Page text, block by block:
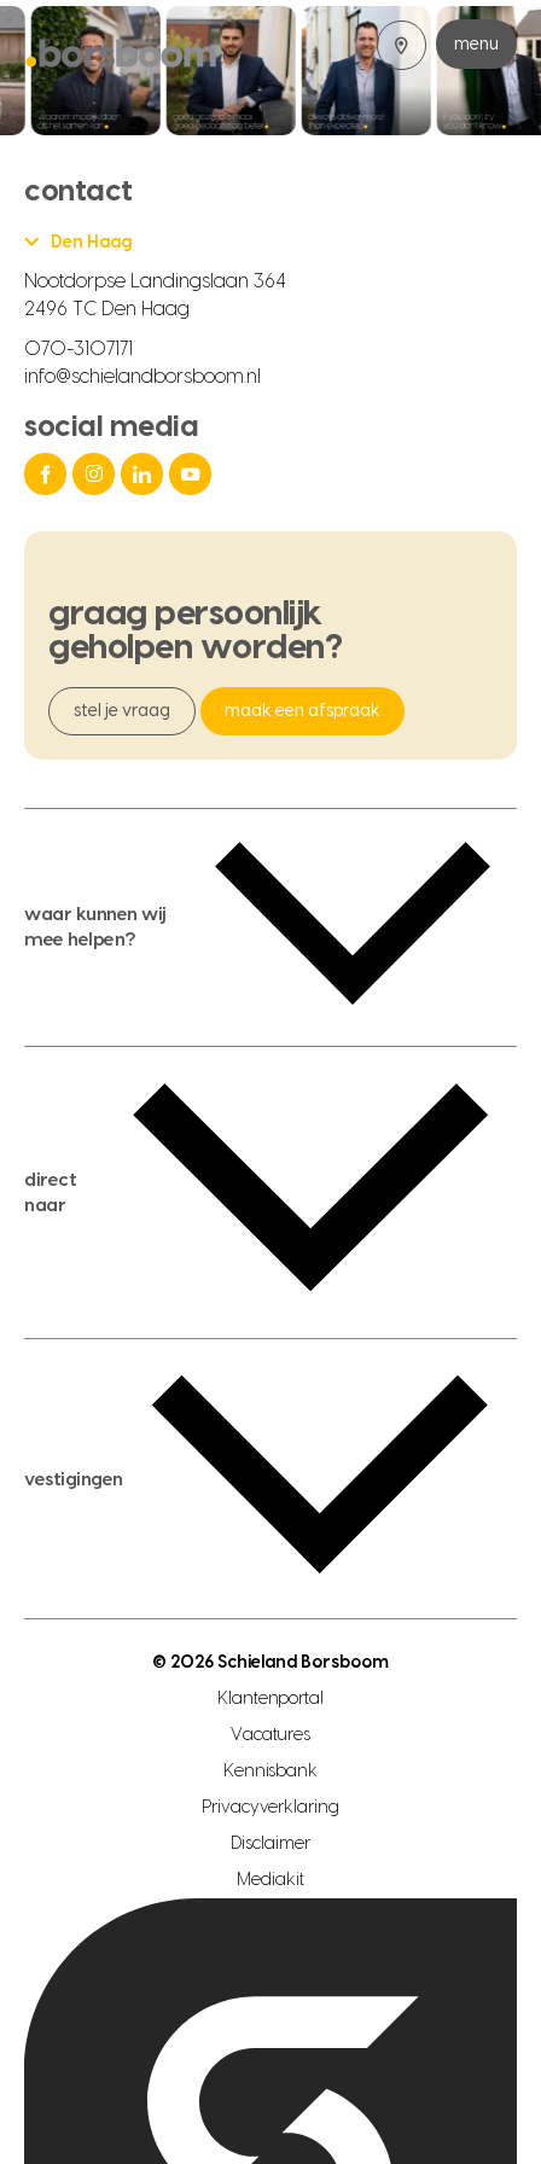
menu
contact
Den Haag
Nootdorpse Landingslaan 364
2496 TC Den Haag
070-3107171
info@schielandborsboom.nl
social media
graag persoonlijk
geholpen worden?
stel je vraag maak een afspraak
waar kunnen wij
mee helpen?
gratis zoekservice
huis verkopen
huis kopen
aankoopadvies
verkoopadvies
hypotheekadvies
direct
naar
hypotheek berekenen
maximale hypotheek berekenen
hypotheek bespaarcheck
gratis zoekprofiel aanmaken
open woningwaarde dag
vestigingen
makelaar regio zoetermeer
hypotheekshop regio den haag
hypotheekshop regio rotterdam
© 2026 Schieland Borsboom
Klantenportal
Vacatures
Kennisbank
Privacyverklaring
Disclaimer
Mediakit